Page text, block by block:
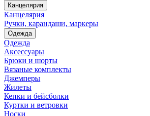
Канцелярия
Канцелярия
Ручки, карандаши, маркеры
Одежда
Одежда
Аксессуары
Брюки и шорты
Вязаные комплекты
Джемперы
Жилеты
Кепки и бейсболки
Куртки и ветровки
Носки